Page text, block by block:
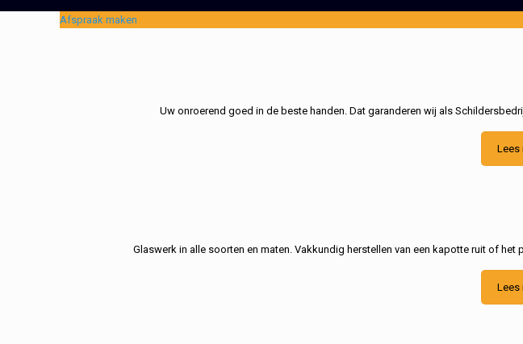
Afspraak maken
Uw onroerend goed in de beste handen. Dat garanderen wij als
Lees
Glaswerk in alle soorten en maten. Vakkundig herstellen van een kapotte ruit of
Lees